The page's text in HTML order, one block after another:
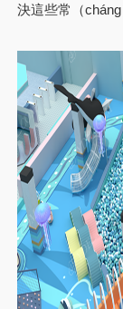
決這些常（cháng